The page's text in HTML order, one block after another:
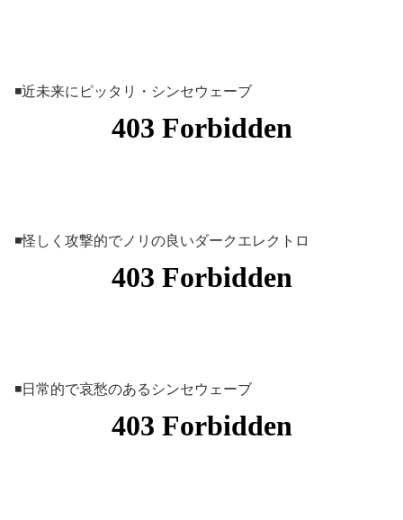
◾️近未来にピッタリ・シンセウェーブ
◾️怪しく攻撃的でノリの良いダークエレクトロ
◾️日常的で哀愁のあるシンセウェーブ